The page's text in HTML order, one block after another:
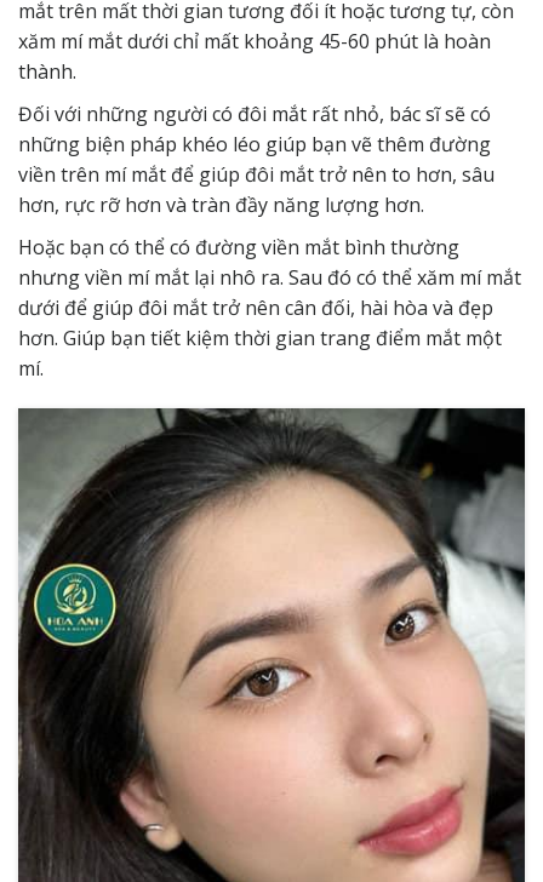
mắt trên mất thời gian tương đối ít hoặc tương tự, còn
xăm mí mắt dưới chỉ mất khoảng 45-60 phút là hoàn
thành.
Đối với những người có đôi mắt rất nhỏ, bác sĩ sẽ có
những biện pháp khéo léo giúp bạn vẽ thêm đường
viền trên mí mắt để giúp đôi mắt trở nên to hơn, sâu
hơn, rực rỡ hơn và tràn đầy năng lượng hơn.
Hoặc bạn có thể có đường viền mắt bình thường
nhưng viền mí mắt lại nhô ra. Sau đó có thể xăm mí mắt
dưới để giúp đôi mắt trở nên cân đối, hài hòa và đẹp
hơn. Giúp bạn tiết kiệm thời gian trang điểm mắt một
mí.